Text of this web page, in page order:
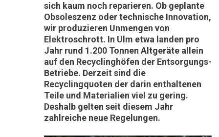
sich kaum noch reparieren. Ob geplante
Obsoleszenz oder technische Innovation,
wir produzieren Unmengen von
Elektroschrott. In Ulm etwa landen pro
Jahr rund 1.200 Tonnen Altgeräte allein
auf den Recyclinghöfen der Entsorgungs-
Betriebe. Derzeit sind die
Recyclingquoten der darin enthaltenen
Teile und Materialien viel zu gering.
Deshalb gelten seit diesem Jahr
zahlreiche neue Regelungen.